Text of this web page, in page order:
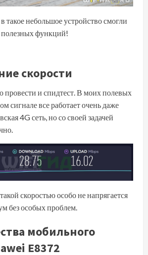
такое небольшое устройство смогли
полезных функций!
скорости
провести и спидтест. В моих полевых
сигнале все работает очень даже
4G сеть, но со своей задачей
скоростью особо не напрягается
без особых проблем.
мобильного
E8372